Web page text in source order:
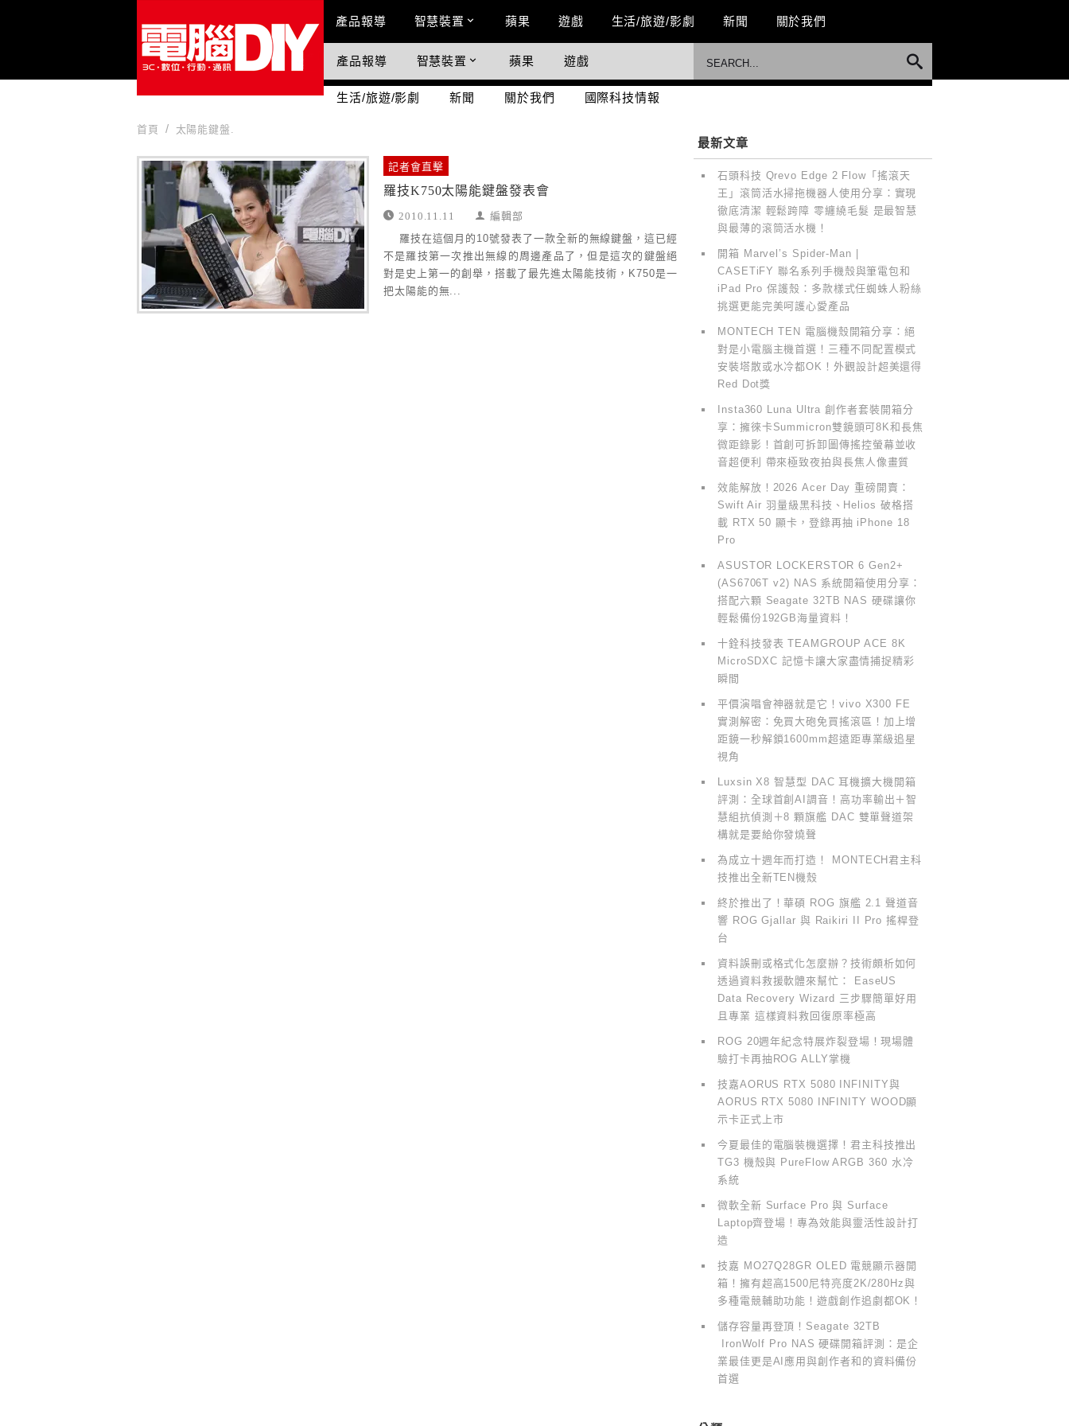
Main Menu
產品報導 智慧裝置 蘋果 遊戲 生活/旅遊/影劇 新聞 關於我們
國際科技情報
產品報導 智慧裝置 蘋果 遊戲
生活/旅遊/影劇 新聞 關於我們 國際科技情報
首頁 太陽能鍵盤.
太陽能鍵盤. 記者會直擊
羅技K750太陽能鍵盤發表會
2010.11.11 編輯部
羅技在這個月的10號發表了一款全新的無線鍵盤，這已經
不是羅技第一次推出無線的周邊產品了，但是這次的鍵盤絕
對是史上第一的創舉，搭載了最先進太陽能技術，K750是一
把太陽能的無...
最新文章
石頭科技 Qrevo Edge 2 Flow「搖滾天
王」滾筒活水掃拖機器人使用分享：實現
徹底清潔 輕鬆跨障 零纏繞毛髮 是最智慧
與最薄的滾筒活水機！
開箱 Marvel’s Spider-Man |
CASETiFY 聯名系列手機殼與筆電包和
iPad Pro 保護殼：多款樣式任蜘蛛人粉絲
挑選更能完美呵護心愛產品
MONTECH TEN 電腦機殼開箱分享：絕
對是小電腦主機首選！三種不同配置模式
安裝塔散或水冷都OK！外觀設計超美還得
Red Dot獎
Insta360 Luna Ultra 創作者套裝開箱分
享：擁徠卡Summicron雙鏡頭可8K和長焦
微距錄影！首創可拆卸圖傳搖控螢幕並收
音超便利 帶來極致夜拍與長焦人像畫質
效能解放！2026 Acer Day 重磅開賣：
Swift Air 羽量級黑科技、Helios 破格搭
載 RTX 50 顯卡，登錄再抽 iPhone 18
Pro
ASUSTOR LOCKERSTOR 6 Gen2+
(AS6706T v2) NAS 系統開箱使用分享：
搭配六顆 Seagate 32TB NAS 硬碟讓你
輕鬆備份192GB海量資料！
十銓科技發表 TEAMGROUP ACE 8K
MicroSDXC 記憶卡讓大家盡情捕捉精彩
瞬間
平價演唱會神器就是它！vivo X300 FE
實測解密：免買大砲免買搖滾區！加上增
距鏡一秒解鎖1600mm超遠距專業級追星
視角
Luxsin X8 智慧型 DAC 耳機擴大機開箱
評測：全球首創AI調音！高功率輸出＋智
慧組抗偵測＋8 顆旗艦 DAC 雙單聲道架
構就是要給你發燒聲
為成立十週年而打造！ MONTECH君主科
技推出全新TEN機殼
終於推出了！華碩 ROG 旗艦 2.1 聲道音
響 ROG Gjallar 與 Raikiri II Pro 搖桿登
台
資料誤刪或格式化怎麼辦？技術頗析如何
透過資料救援軟體來幫忙： EaseUS
Data Recovery Wizard 三步驟簡單好用
且專業 這樣資料救回復原率極高
ROG 20週年紀念特展炸裂登場！現場體
驗打卡再抽ROG ALLY掌機
技嘉AORUS RTX 5080 INFINITY與
AORUS RTX 5080 INFINITY WOOD顯
示卡正式上市
今夏最佳的電腦裝機選擇！君主科技推出
TG3 機殼與 PureFlow ARGB 360 水冷
系統
微軟全新 Surface Pro 與 Surface
Laptop齊登場！專為效能與靈活性設計打
造
技嘉 MO27Q28GR OLED 電競顯示器開
箱！擁有超高1500尼特亮度2K/280Hz與
多種電競輔助功能！遊戲創作追劇都OK！
儲存容量再登頂！Seagate 32TB
IronWolf Pro NAS 硬碟開箱評測：是企
業最佳更是AI應用與創作者和的資料備份
首選